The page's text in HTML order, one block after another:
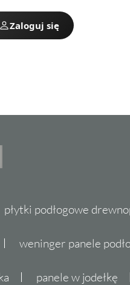
Zaloguj się
płytki podłogowe
weninger panele
panele w jodełkę